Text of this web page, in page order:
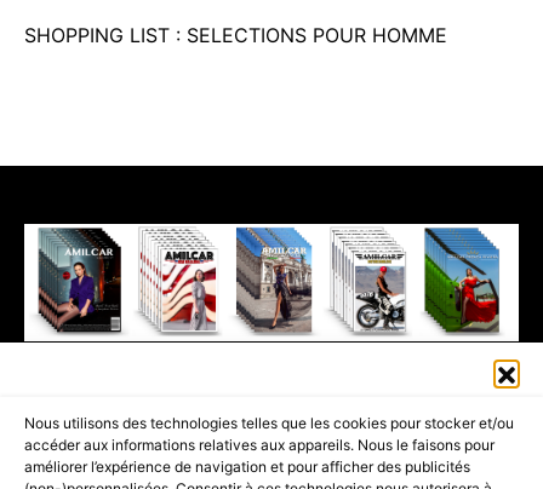
Nous utilisons des technologies telles que les cookies pour stocker et/ou
accéder aux informations relatives aux appareils. Nous le faisons pour
améliorer l’expérience de navigation et pour afficher des publicités
SHOPPING LIST : SELECTIONS POUR HOMME
PART OF THEAMILCAR MAGAZINE GROUP.EDITOR - ADVERTISING
AGENCE MEDIANE.